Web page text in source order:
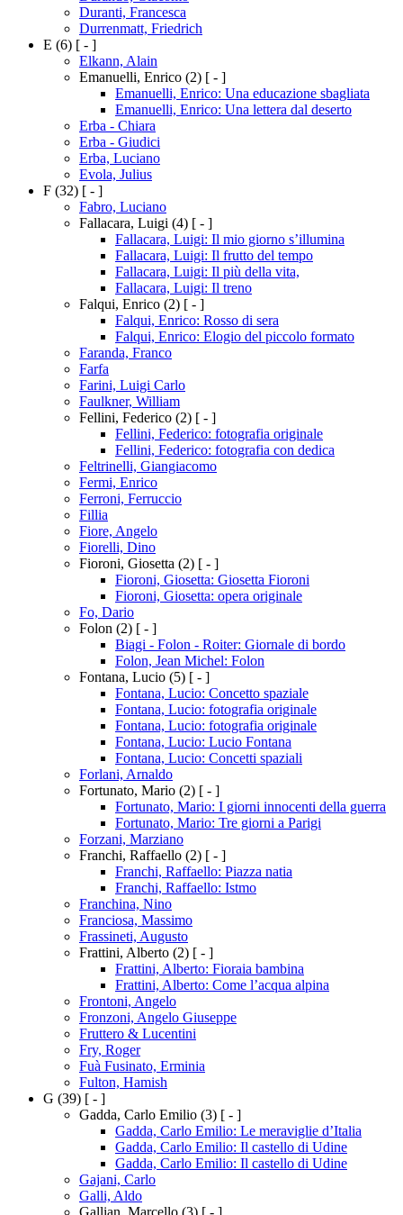
Duranti, Francesca
Durrenmatt, Friedrich
E (6) [ - ]
Elkann, Alain
Emanuelli, Enrico (2) [ - ]
Emanuelli, Enrico: Una educazione sbagliata
Emanuelli, Enrico: Una lettera dal deserto
Erba - Chiara
Erba - Giudici
Erba, Luciano
Evola, Julius
F (32) [ - ]
Fabro, Luciano
Fallacara, Luigi (4) [ - ]
Fallacara, Luigi: Il mio giorno s’illumina
Fallacara, Luigi: Il frutto del tempo
Fallacara, Luigi: Il più della vita,
Fallacara, Luigi: Il treno
Falqui, Enrico (2) [ - ]
Falqui, Enrico: Rosso di sera
Falqui, Enrico: Elogio del piccolo formato
Faranda, Franco
Farfa
Farini, Luigi Carlo
Faulkner, William
Fellini, Federico (2) [ - ]
Fellini, Federico: fotografia originale
Fellini, Federico: fotografia con dedica
Feltrinelli, Giangiacomo
Fermi, Enrico
Ferroni, Ferruccio
Fillia
Fiore, Angelo
Fiorelli, Dino
Fioroni, Giosetta (2) [ - ]
Fioroni, Giosetta: Giosetta Fioroni
Fioroni, Giosetta: opera originale
Fo, Dario
Folon (2) [ - ]
Biagi - Folon - Roiter: Giornale di bordo
Folon, Jean Michel: Folon
Fontana, Lucio (5) [ - ]
Fontana, Lucio: Concetto spaziale
Fontana, Lucio: fotografia originale
Fontana, Lucio: fotografia originale
Fontana, Lucio: Lucio Fontana
Fontana, Lucio: Concetti spaziali
Forlani, Arnaldo
Fortunato, Mario (2) [ - ]
Fortunato, Mario: I giorni innocenti della guerra
Fortunato, Mario: Tre giorni a Parigi
Forzani, Marziano
Franchi, Raffaello (2) [ - ]
Franchi, Raffaello: Piazza natia
Franchi, Raffaello: Istmo
Franchina, Nino
Franciosa, Massimo
Frassineti, Augusto
Frattini, Alberto (2) [ - ]
Frattini, Alberto: Fioraia bambina
Frattini, Alberto: Come l’acqua alpina
Frontoni, Angelo
Fronzoni, Angelo Giuseppe
Fruttero & Lucentini
Fry, Roger
Fuà Fusinato, Erminia
Fulton, Hamish
G (39) [ - ]
Gadda, Carlo Emilio (3) [ - ]
Gadda, Carlo Emilio: Le meraviglie d’Italia
Gadda, Carlo Emilio: Il castello di Udine
Gadda, Carlo Emilio: Il castello di Udine
Gajani, Carlo
Galli, Aldo
Gallian, Marcello (3) [ - ]